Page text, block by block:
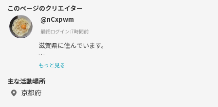
このページのクリエイター
@nCxpwm
最終ログイン:7時間前
滋賀県に住んでいます。
うどんとヤドンとたまに骨付鳥が好きです。
ボードゲーム、ポケモンカードが好きで、プレイヤー仲間
が欲しくて参加しております。
もっと見る
主な活動場所
京都府